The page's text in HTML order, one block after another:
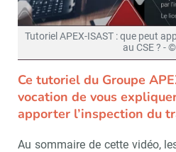
Tutoriel APEX-ISAST : que peut
au CSE ? -
Ce tutoriel du Groupe
vocation de vous
apporter l’inspection du
Au sommaire de cette vidéo,